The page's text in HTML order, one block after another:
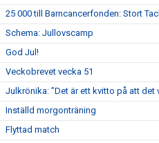
25 000 till Barncancerfonden: Stort
Schema: Jullovscamp
God Jul!
Veckobrevet vecka 51
Julkrönika: ”Det är ett kvitto på att det
Inställd morgonträning
Flyttad match